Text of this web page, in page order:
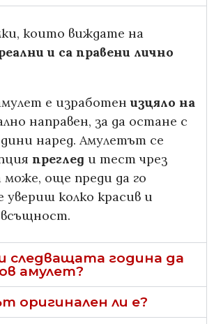
които виждате на
и са правени лично
е изработенизцяло на
направен, за да остане с
наред. Амулетът се
преглед и тест чрез
още преди да го
увериш колко красив и
всъщност.
следващата година да
амулет?
оригинален ли е?